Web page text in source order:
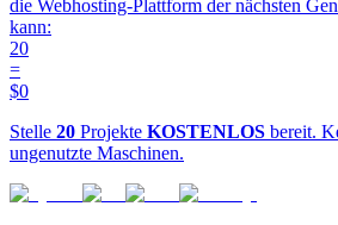
die Webhosting-Plattform der nächsten
kann:
20
=
$0
Stelle 20 Projekte KOSTENLOS bereit.
ungenutzte Maschinen.